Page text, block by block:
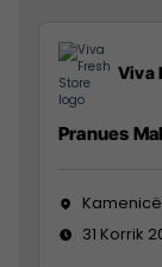
Viva
Pranues
Kamenicë
31 Korrik